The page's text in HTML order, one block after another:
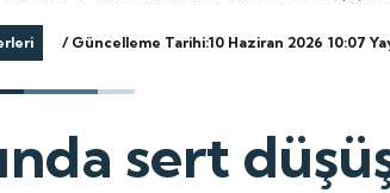
/ Güncelleme Tarihi:10 Haziran 2026 10:07
sert